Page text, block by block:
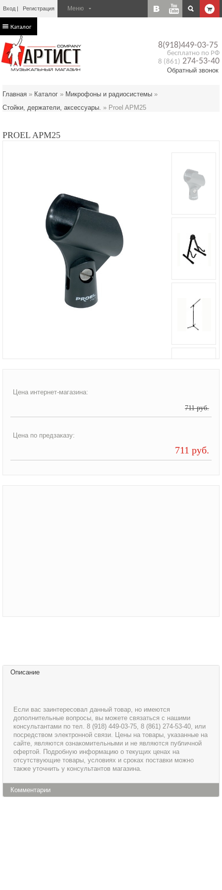
Вход Регистрация
8(918)449-03-75
бесплатно по РФ
8 (861) 274-53-40
Обратный звонок
Каталог
Главная » Каталог » Микрофоны и радиосистемы »
Стойки, держатели, аксессуары. » Proel APM25
PROEL APM25
Цена интернет-магазина:
711 руб.
Цена по предзаказу:
711 руб.
Описание
Если вас заинтересовал данный товар, но имеются
дополнительные вопросы, вы можете связаться с нашими
консультантами по тел. 8 (918) 449-03-75, 8 (861) 274-53-40, или
посредством электронной связи. Цены на товары, указанные на
сайте, являются ознакомительными и не являются публичной
офертой. Подробную информацию о текущих ценах на
отсутствующие товары, условиях и сроках поставки можно
также уточнить у консультантов магазина.
Комментарии